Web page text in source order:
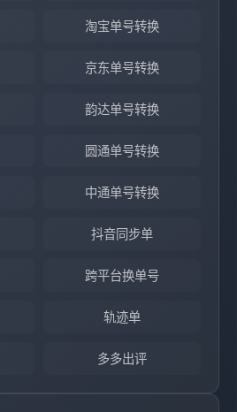
淘宝单号转换
京东单号转换
韵达单号转换
圆通单号转换
中通单号转换
抖音同步单
跨平台换单号
轨迹单
多多出评